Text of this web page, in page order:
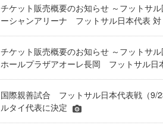
チケット販売概要のお知らせ ～フットサ
ーシャンアリーナ フットサル日本代表 対
チケット販売概要のお知らせ ～フットサ
ホールプラザアオーレ長岡 フットサル日
国際親善試合 フットサル日本代表戦（9/
ルタイ代表に決定